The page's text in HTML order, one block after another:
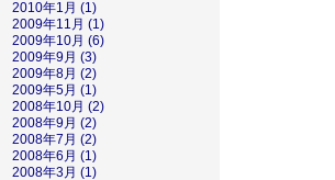
2010年1月 (1)
2009年11月 (1)
2009年10月 (6)
2009年9月 (3)
2009年8月 (2)
2009年5月 (1)
2008年10月 (2)
2008年9月 (2)
2008年7月 (2)
2008年6月 (1)
2008年3月 (1)